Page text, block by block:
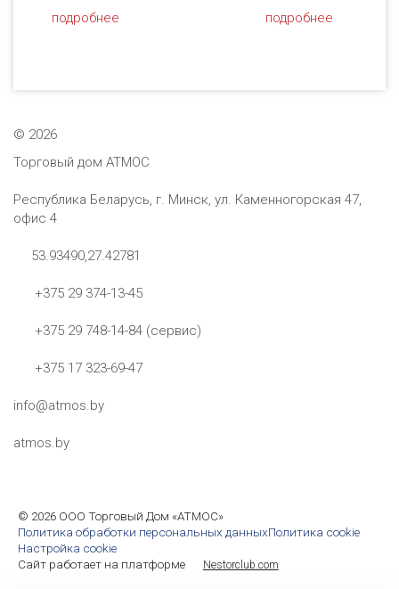
подробнее подробнее
© 2026
Торговый дом АТМОС
Республика Беларусь, г. Минск, ул. Каменногорская 47,
офис 4
53.93490,27.42781
+375 29 374-13-45
+375 29 748-14-84 (сервис)
+375 17 323-69-47
info@atmos.by
atmos.by
© 2026 ООО Торговый Дом «АТМОС»
Политика обработки персональных данныхПолитика cookie
Настройка cookie
Сайт работает на платформе
Nestorclub.com